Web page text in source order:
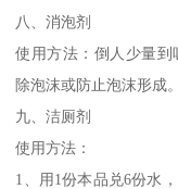
八、消泡剂
使用方法：倒人少量
除泡沫或防止泡沫形成。
九、洁厕剂
使用方法：
1、用1份本品兑6份水